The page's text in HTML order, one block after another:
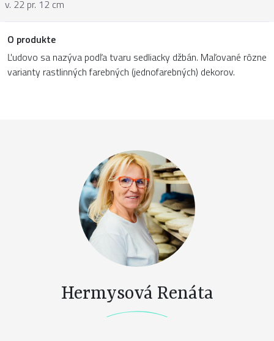
v. 22 pr. 12 cm
O produkte
Ľudovo sa nazýva podľa tvaru sedliacky džbán. Maľované rôzne
varianty rastlinných farebných (jednofarebných) dekorov.
Hermysová Renáta